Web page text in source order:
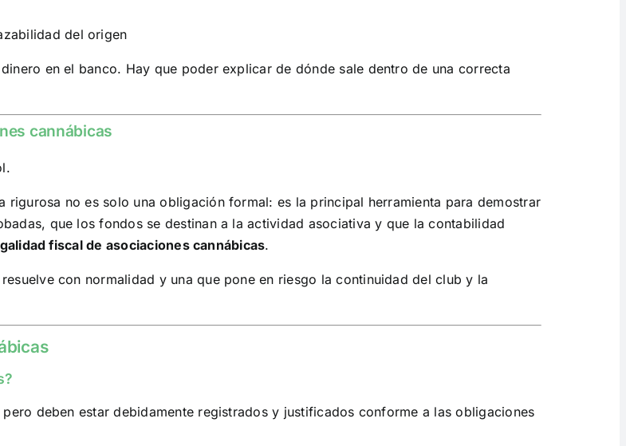
del origen
en el banco. Hay que poder explicar de dónde sale dentro de una correcta
cannábicas
rigurosa no es solo una obligación formal: es la principal herramienta para demostrar
que los fondos se destinan a la actividad asociativa y que la contabilidad
fiscal de asociaciones cannábicas.
con normalidad y una que pone en riesgo la continuidad del club y la
deben estar debidamente registrados y justificados conforme a las obligaciones